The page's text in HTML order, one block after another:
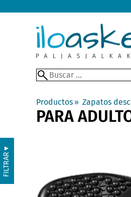
Productos ‪» Zapatos
PARA
FILTRAR
▼